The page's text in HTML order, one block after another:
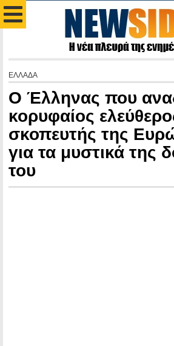
ΕΛΛΑΔΑ
Ο Έλληνας που
κορυφαίος
σκοπευτής της
για τα μυστικά της
του